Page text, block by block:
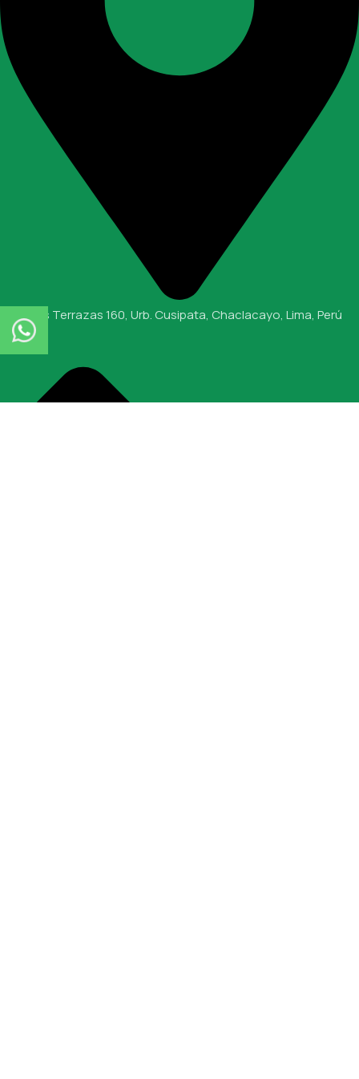
Calle Las Terrazas 160, Urb. Cusipata, Chaclacayo, Lima, Perú